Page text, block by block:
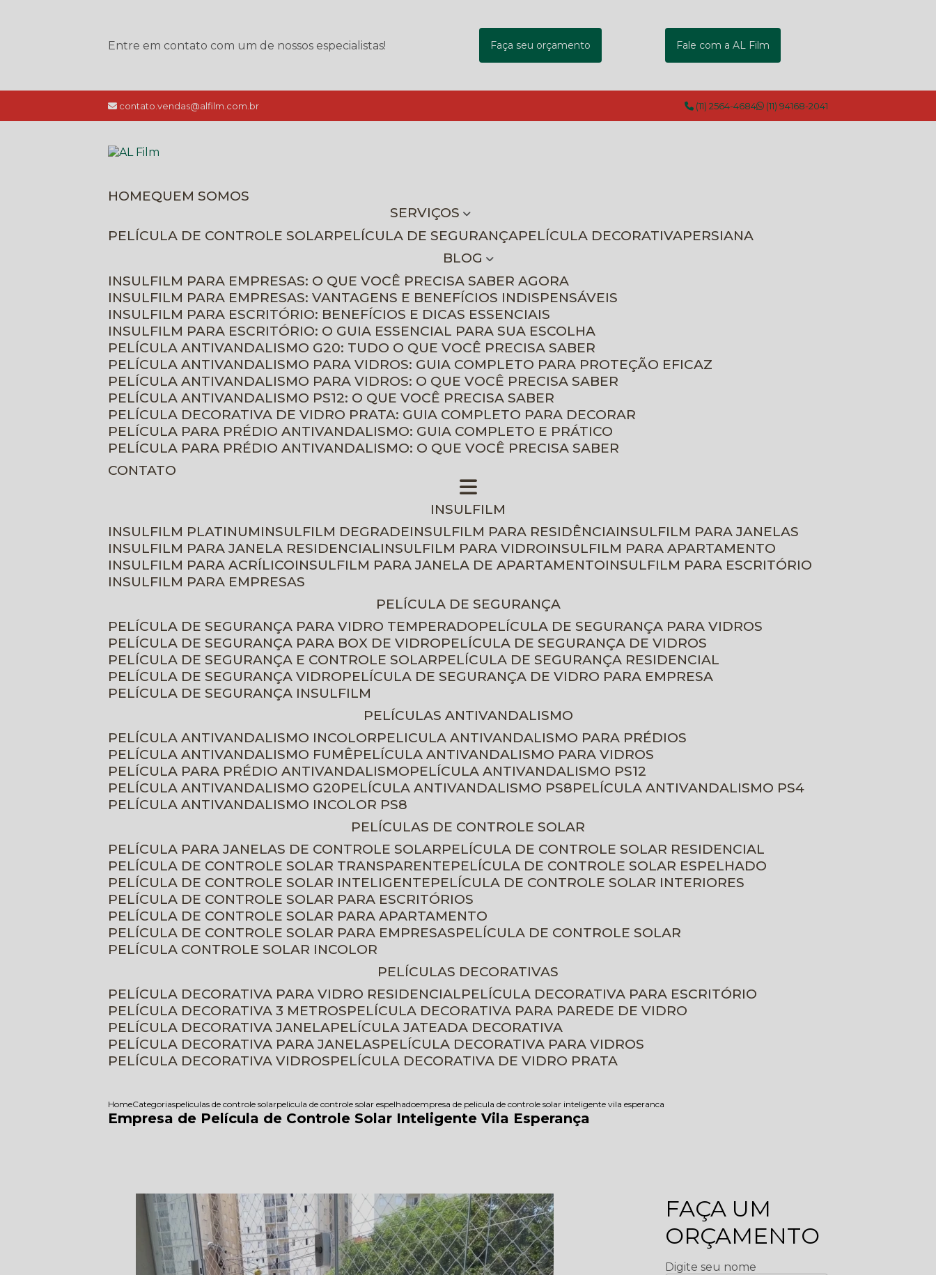
Entre em contato com um de nossos especialistas! Faça seu orçamento Fale com a AL Film
contato.vendas@alfilm.com.br (11) 2564-4684 (11) 94168-2041
HOME
QUEM SOMOS
SERVIÇOS
PELÍCULA DE CONTROLE SOLAR
PELÍCULA DE SEGURANÇA PELÍCULA DECORATIVA
PERSIANA
BLOG
INSULFILM PARA EMPRESAS: O QUE VOCÊ PRECISA SABER AGORA
INSULFILM PARA EMPRESAS: VANTAGENS E BENEFÍCIOS INDISPENSÁVEIS
INSULFILM PARA ESCRITÓRIO: BENEFÍCIOS E DICAS ESSENCIAIS
INSULFILM PARA ESCRITÓRIO: O GUIA ESSENCIAL PARA SUA ESCOLHA
PELÍCULA ANTIVANDALISMO G20: TUDO O QUE VOCÊ PRECISA SABER
PELÍCULA ANTIVANDALISMO PARA VIDROS: GUIA COMPLETO PARA PROTEÇÃO EFICAZ
PELÍCULA ANTIVANDALISMO PARA VIDROS: O QUE VOCÊ PRECISA SABER
PELÍCULA ANTIVANDALISMO PS12: O QUE VOCÊ PRECISA SABER
PELÍCULA DECORATIVA DE VIDRO PRATA: GUIA COMPLETO PARA DECORAR
PELÍCULA PARA PRÉDIO ANTIVANDALISMO: GUIA COMPLETO E PRÁTICO
PELÍCULA PARA PRÉDIO ANTIVANDALISMO: O QUE VOCÊ PRECISA SABER
CONTATO
INSULFILM
INSULFILM PLATINUM INSULFILM DEGRADE INSULFILM PARA RESIDÊNCIA INSULFILM PARA JANELAS
INSULFILM PARA JANELA RESIDENCIAL INSULFILM PARA VIDRO INSULFILM PARA APARTAMENTO
INSULFILM PARA ACRÍLICO INSULFILM PARA JANELA DE APARTAMENTO INSULFILM PARA ESCRITÓRIO
INSULFILM PARA EMPRESAS
PELÍCULA DE SEGURANÇA
PELÍCULA DE SEGURANÇA PARA VIDRO TEMPERADO
PELÍCULA DE SEGURANÇA PARA VIDROS
PELÍCULA DE SEGURANÇA PARA BOX DE VIDRO
PELÍCULA DE SEGURANÇA DE VIDROS
PELÍCULA DE SEGURANÇA E CONTROLE SOLAR
PELÍCULA DE SEGURANÇA RESIDENCIAL
PELÍCULA DE SEGURANÇA VIDRO
PELÍCULA DE SEGURANÇA DE VIDRO PARA EMPRESA
PELÍCULA DE SEGURANÇA INSULFILM
PELÍCULAS ANTIVANDALISMO
PELÍCULA ANTIVANDALISMO INCOLOR
PELICULA ANTIVANDALISMO PARA PRÉDIOS
PELÍCULA ANTIVANDALISMO FUMÊ
PELÍCULA ANTIVANDALISMO PARA VIDROS
PELÍCULA PARA PRÉDIO ANTIVANDALISMO
PELÍCULA ANTIVANDALISMO PS12
PELÍCULA ANTIVANDALISMO G20
PELÍCULA ANTIVANDALISMO PS8
PELÍCULA ANTIVANDALISMO PS4
PELÍCULA ANTIVANDALISMO INCOLOR PS8
PELÍCULAS DE CONTROLE SOLAR
PELÍCULA PARA JANELAS DE CONTROLE SOLAR
PELÍCULA DE CONTROLE SOLAR RESIDENCIAL
PELÍCULA DE CONTROLE SOLAR TRANSPARENTE
PELÍCULA DE CONTROLE SOLAR ESPELHADO
PELÍCULA DE CONTROLE SOLAR INTELIGENTE
PELÍCULA DE CONTROLE SOLAR INTERIORES
PELÍCULA DE CONTROLE SOLAR PARA ESCRITÓRIOS
PELÍCULA DE CONTROLE SOLAR PARA APARTAMENTO
PELÍCULA DE CONTROLE SOLAR PARA EMPRESAS
PELÍCULA DE CONTROLE SOLAR
PELÍCULA CONTROLE SOLAR INCOLOR
PELÍCULAS DECORATIVAS
PELÍCULA DECORATIVA PARA VIDRO RESIDENCIAL
PELÍCULA DECORATIVA PARA ESCRITÓRIO
PELÍCULA DECORATIVA 3 METROS
PELÍCULA DECORATIVA PARA PAREDE DE VIDRO
PELÍCULA DECORATIVA JANELA
PELÍCULA JATEADA DECORATIVA
PELÍCULA DECORATIVA PARA JANELAS
PELÍCULA DECORATIVA PARA VIDROS
PELÍCULA DECORATIVA VIDROS
PELÍCULA DECORATIVA DE VIDRO PRATA
HomeCategoriaspeliculas de controle solarpelicula de controle solar espelhadoempresa de pelicula de controle solar inteligente vila esperanca
Empresa de Película de Controle Solar Inteligente Vila Esperança
FAÇA UM
ORÇAMENTO
Digite seu nome